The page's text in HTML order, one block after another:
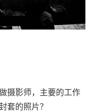
摄影师，主要的工作
套的照片？